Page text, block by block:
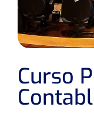
Curso